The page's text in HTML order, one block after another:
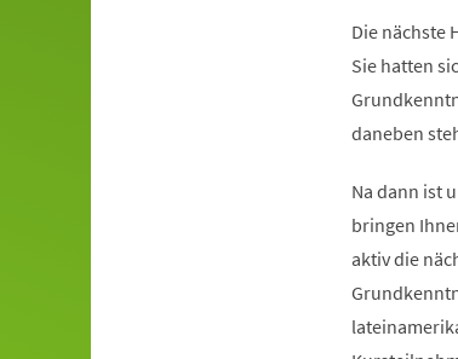
Die nächste
Sie hatten
daneben
Na dann ist
bringen
aktiv die